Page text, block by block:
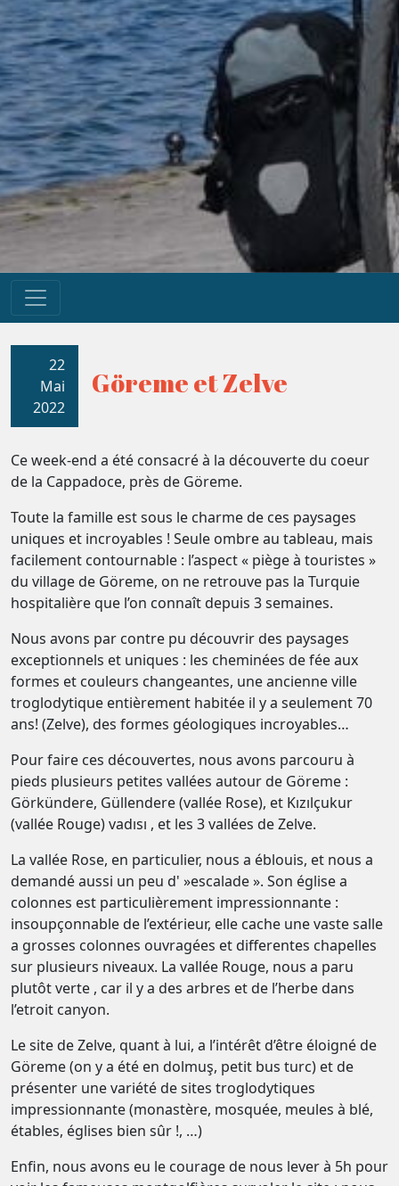
22
Mai
2022
Göreme et Zelve
Ce week-end a été consacré à la découverte du coeur
de la Cappadoce, près de Göreme.
Toute la famille est sous le charme de ces paysages
uniques et incroyables ! Seule ombre au tableau, mais
facilement contournable : l’aspect « piège à touristes »
du village de Göreme, on ne retrouve pas la Turquie
hospitalière que l’on connaît depuis 3 semaines.
Nous avons par contre pu découvrir des paysages
exceptionnels et uniques : les cheminées de fée aux
formes et couleurs changeantes, une ancienne ville
troglodytique entièrement habitée il y a seulement 70
ans! (Zelve), des formes géologiques incroyables…
Pour faire ces découvertes, nous avons parcouru à
pieds plusieurs petites vallées autour de Göreme :
Görkündere, Güllendere (vallée Rose), et Kızılçukur
(vallée Rouge) vadısı , et les 3 vallées de Zelve.
La vallée Rose, en particulier, nous a éblouis, et nous a
demandé aussi un peu d' »escalade ». Son église a
colonnes est particulièrement impressionnante :
insoupçonnable de l’extérieur, elle cache une vaste salle
a grosses colonnes ouvragées et differentes chapelles
sur plusieurs niveaux. La vallée Rouge, nous a paru
plutôt verte , car il y a des arbres et de l’herbe dans
l’etroit canyon.
Le site de Zelve, quant à lui, a l’intérêt d’être éloigné de
Göreme (on y a été en dolmuş, petit bus turc) et de
présenter une variété de sites troglodytiques
impressionnante (monastère, mosquée, meules à blé,
étables, églises bien sûr !, …)
Enfin, nous avons eu le courage de nous lever à 5h pour